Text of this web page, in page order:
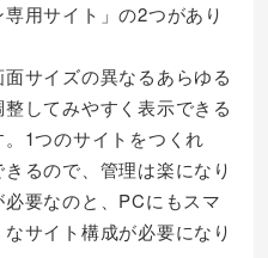
用サイト」の2つがあり
サイズの異なるあらゆる
してみやすく表示できる
1つのサイトをつくれ
るので、管理は楽になり
要なのと、PCにもスマ
サイト構成が必要になり